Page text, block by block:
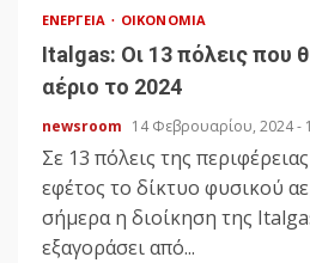
ΕΝΈΡΓΕΙΑ ΟΙΚΟΝΟΜΊΑ
Italgas: Οι 13 πόλεις που
αέριο το 2024
newsroom 14 Φεβρουαρίου, 2024 -
Σε 13 πόλεις της
εφέτος το δίκτυο φυσικού
σήμερα η διοίκηση της
εξαγοράσει από...